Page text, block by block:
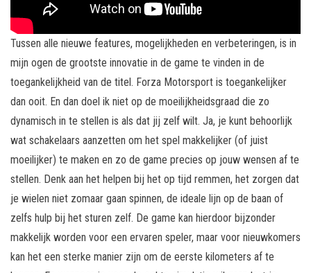
Tussen alle nieuwe features, mogelijkheden en verbeteringen, is in
mijn ogen de grootste innovatie in de game te vinden in de
toegankelijkheid van de titel. Forza Motorsport is toegankelijker
dan ooit. En dan doel ik niet op de moeilijkheidsgraad die zo
dynamisch in te stellen is als dat jij zelf wilt. Ja, je kunt behoorlijk
wat schakelaars aanzetten om het spel makkelijker (of juist
moeilijker) te maken en zo de game precies op jouw wensen af te
stellen. Denk aan het helpen bij het op tijd remmen, het zorgen dat
je wielen niet zomaar gaan spinnen, de ideale lijn op de baan of
zelfs hulp bij het sturen zelf. De game kan hierdoor bijzonder
makkelijk worden voor een ervaren speler, maar voor nieuwkomers
kan het een sterke manier zijn om de eerste kilometers af te